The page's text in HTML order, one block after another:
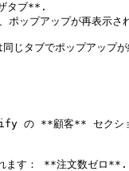
タブでポップアップが
の **顧客** セクショ
ます： **注文数ゼロ**.